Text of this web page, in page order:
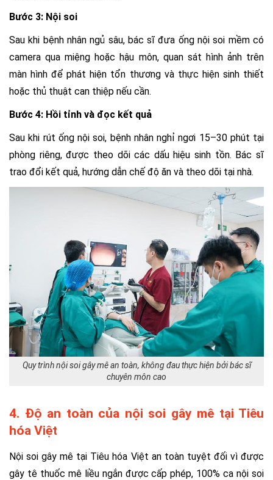
Bước 3: Nội soi
Sau khi bệnh nhân ngủ sâu, bác sĩ đưa ống nội soi mềm có
camera qua miệng hoặc hậu môn, quan sát hình ảnh trên
màn hình để phát hiện tổn thương và thực hiện sinh thiết
hoặc thủ thuật can thiệp nếu cần.
Bước 4: Hồi tỉnh và đọc kết quả
Sau khi rút ống nội soi, bệnh nhân nghỉ ngơi 15–30 phút tại
phòng riêng, được theo dõi các dấu hiệu sinh tồn. Bác sĩ
trao đổi kết quả, hướng dẫn chế độ ăn và theo dõi tại nhà.
Quy trình nội soi gây mê an toàn, không đau thực hiện bởi bác sĩ
chuyên môn cao
4. Độ an toàn của nội soi gây mê tại Tiêu
hóa Việt
Nội soi gây mê tại Tiêu hóa Việt an toàn tuyệt đối vì được
gây tê thuốc mê liều ngắn được cấp phép, 100% ca nội soi